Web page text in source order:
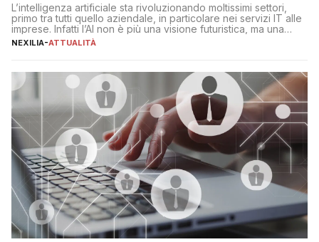
L’intelligenza artificiale sta rivoluzionando moltissimi settori,
primo tra tutti quello aziendale, in particolare nei servizi IT alle
imprese. Infatti l’AI non è più una visione futuristica, ma una
realtà operativa che sta portando a un cambio significativo in
operazioni, bensì comporta […]
NEXILIA-ATTUALITÀ